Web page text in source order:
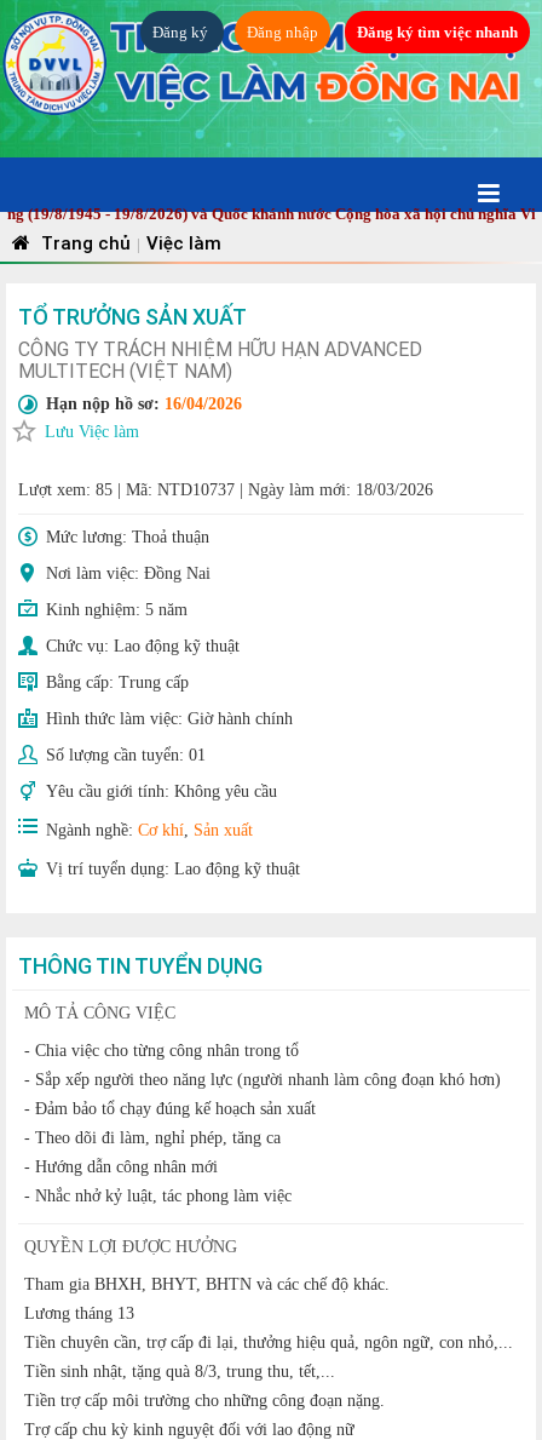
Đăng ký Đăng nhập Đăng ký tìm việc nhanh
8/1945 - 19/8/2026) và Quốc khánh nước Cộng hòa xã hội chủ nghĩa
Trang chủ | Việc làm
TỔ TRƯỞNG SẢN XUẤT
CÔNG TY TRÁCH NHIỆM HỮU HẠN ADVANCED
MULTITECH (VIỆT NAM)
Hạn nộp hồ sơ: 16/04/2026
Lưu Việc làm
Lượt xem: 85 Mã: NTD10737 Ngày làm mới: 18/03/2026
Mức lương: Thoả thuận
Nơi làm việc: Đồng Nai
Kinh nghiệm: 5 năm
Chức vụ: Lao động kỹ thuật
Bằng cấp: Trung cấp
Hình thức làm việc: Giờ hành chính
Số lượng cần tuyển: 01
Yêu cầu giới tính: Không yêu cầu
Ngành nghề: Cơ khí, Sản xuất
Vị trí tuyển dụng: Lao động kỹ thuật
THÔNG TIN TUYỂN DỤNG
MÔ TẢ CÔNG VIỆC
- Chia việc cho từng công nhân trong tổ
- Sắp xếp người theo năng lực (người nhanh làm công đoạn khó hơn)
- Đảm bảo tổ chạy đúng kế hoạch sản xuất
- Theo dõi đi làm, nghỉ phép, tăng ca
- Hướng dẫn công nhân mới
- Nhắc nhở kỷ luật, tác phong làm việc
QUYỀN LỢI ĐƯỢC HƯỞNG
Tham gia BHXH, BHYT, BHTN và các chế độ khác.
Lương tháng 13
Tiền chuyên cần, trợ cấp đi lại, thưởng hiệu quả, ngôn ngữ, con nhỏ,...
Tiền sinh nhật, tặng quà 8/3, trung thu, tết,...
Tiền trợ cấp môi trường cho những công đoạn nặng.
Trợ cấp chu kỳ kinh nguyệt đối với lao động nữ